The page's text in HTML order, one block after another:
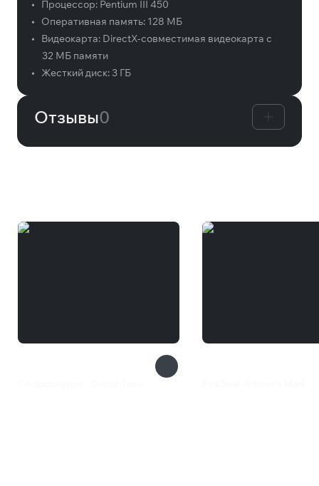
•
Процессор: Pentium III 450
•
Оперативная память: 128 МБ
•
Видеокарта: DirectX-совместимая видеокарта с
32 МБ памяти
•
Жесткий диск: 3 ГБ
Отзывы0